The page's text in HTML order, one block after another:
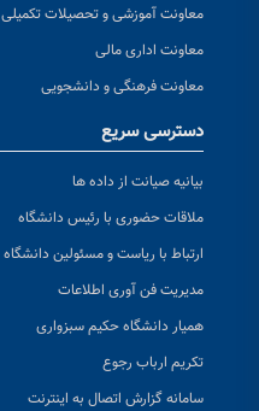
معاونت آموزشی و تحصیلات تکمیلی
معاونت اداری مالی
معاونت فرهنگی و دانشجویی
دسترسی سریع
بیانیه صیانت از داده ها
ملاقات حضوری با رئیس دانشگاه
ارتباط با ریاست و مسئولین دانشگاه
مدیریت فن آوری اطلاعات
همیار دانشگاه حکیم سبزواری
تکریم ارباب رجوع
سامانه گزارش اتصال به اینترنت